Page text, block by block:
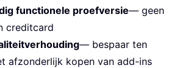
functionele proefversie— geen
creditcard
— bespaar ten
afzonderlijk kopen van add-ins